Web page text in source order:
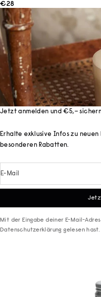
ANGEBOT
€28
Jetzt anmelden und €5,–
Erhalte exklusive Infos zu
besonderen Rabatten.
E-Mail
Mit der Eingabe deiner E-Mail-
Datenschutzerklärung gelesen hast.